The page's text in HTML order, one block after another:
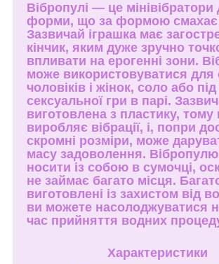
Вібропулі — це мінівібратори
форми, що за формою смахає
Зазвичай іграшка має
кінчик, яким дуже зручно
впливати на ерогенні зони.
може використовуватися для
чоловіків і жінок, соло або
сексуальної гри в парі.
виготовлена з пластику, тому
виробляє вібрації, і, попри
скромні розміри, може
масу задоволення. Вібропулю
носити із собою в сумочці,
не займає багато місця.
виготовлені із захистом від
ви можете насолоджуватися
час прийняття водних
Характеристики